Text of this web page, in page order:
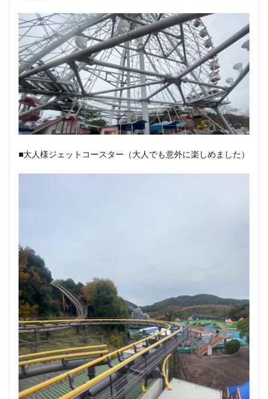
■大人様ジェットコースター（大人でも意外に楽しめました）